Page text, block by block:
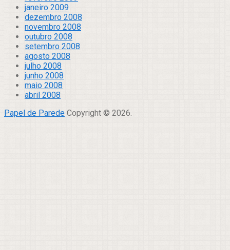
janeiro 2009
dezembro 2008
novembro 2008
outubro 2008
setembro 2008
agosto 2008
julho 2008
junho 2008
maio 2008
abril 2008
Papel de Parede Copyright © 2026.